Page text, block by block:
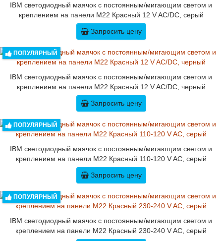
IBM светодиодный маячок с постоянным/мигающим светом и
креплением на панели M22 Красный 12 V AC/DC, серый
Запросить цену
ПОПУЛЯРНЫЙ
IBM светодиодный маячок с постоянным/мигающим светом и
креплением на панели M22 Красный 12 V AC/DC, черный
Запросить цену
ПОПУЛЯРНЫЙ
IBM светодиодный маячок с постоянным/мигающим светом и
креплением на панели M22 Красный 110-120 V AC, серый
Запросить цену
ПОПУЛЯРНЫЙ
IBM светодиодный маячок с постоянным/мигающим светом и
креплением на панели M22 Красный 230-240 V AC, серый